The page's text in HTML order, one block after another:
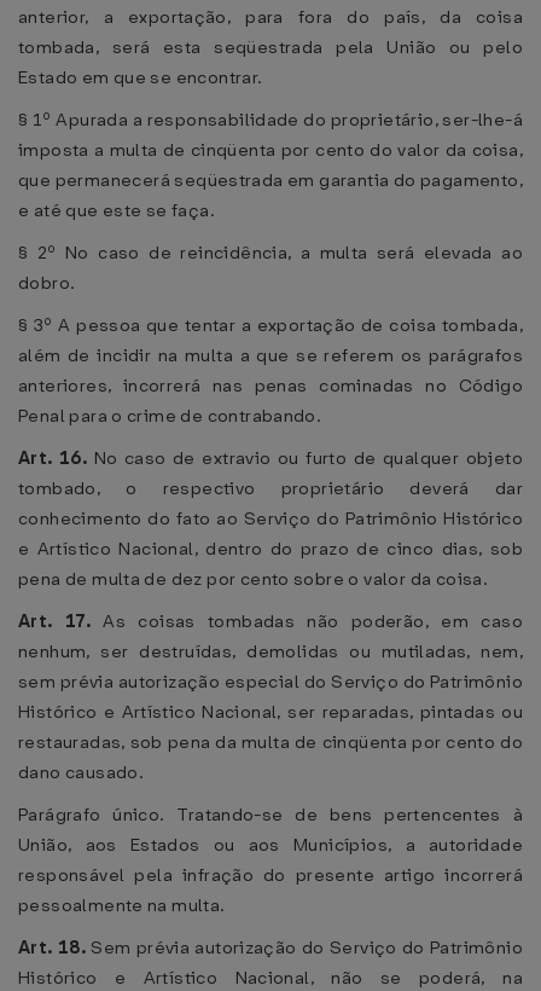
anterior, a exportação, para fora do país, da coisa
tombada, será esta seqüestrada pela União ou pelo
Estado em que se encontrar.
§ 1º Apurada a responsabilidade do proprietário, ser-lhe-á
imposta a multa de cinqüenta por cento do valor da coisa,
que permanecerá seqüestrada em garantia do pagamento,
e até que este se faça.
§ 2º No caso de reincidência, a multa será elevada ao
dobro.
§ 3º A pessoa que tentar a exportação de coisa tombada,
além de incidir na multa a que se referem os parágrafos
anteriores, incorrerá nas penas cominadas no Código
Penal para o crime de contrabando.
Art. 16. No caso de extravio ou furto de qualquer objeto
tombado, o respectivo proprietário deverá dar
conhecimento do fato ao Serviço do Patrimônio Histórico
e Artístico Nacional, dentro do prazo de cinco dias, sob
pena de multa de dez por cento sobre o valor da coisa.
Art. 17.As coisas tombadas não poderão, em caso
nenhum, ser destruídas, demolidas ou mutiladas, nem,
sem prévia autorização especial do Serviço do Patrimônio
Histórico e Artístico Nacional, ser reparadas, pintadas ou
restauradas, sob pena da multa de cinqüenta por cento do
dano causado.
Parágrafo único. Tratando-se de bens pertencentes à
União, aos Estados ou aos Municípios, a autoridade
responsável pela infração do presente artigo incorrerá
pessoalmente na multa.
Art. 18. Sem prévia autorização do Serviço do Patrimônio
Histórico e Artístico Nacional, não se poderá, na